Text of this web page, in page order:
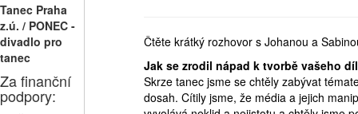
Tanec Praha
z.ú. / PONEC -
divadlo pro
tanec
Za finanční
podpory:
Čtěte krátký rozhovor s Johanou a
Jak se zrodil nápad k tvorbě vašeho
Skrze tanec jsme se chtěly zabývat
dosah. Cítily jsme, že média a jejich